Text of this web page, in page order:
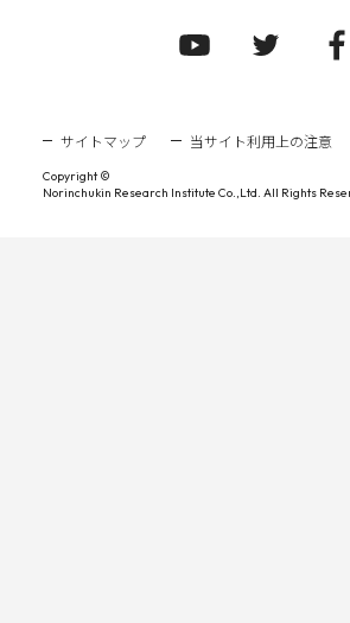
サイトマップ 当サイト利用上の注意
Copyright ©
Norinchukin Research Institute Co.,Ltd. All Rights